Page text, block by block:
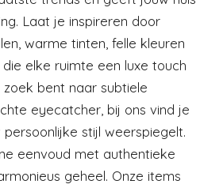
Laat je inspireren door
warme tinten, felle kleuren
elke ruimte een luxe touch
bent naar subtiele
eyecatcher, bij ons vind je
stijl weerspiegelt.
eenvoud met authentieke
geheel. Onze items